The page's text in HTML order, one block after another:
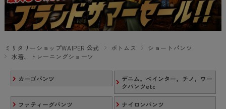
ミリタリーショップWAIPER 公式 ボトムス
ショートパンツ
水着、トレーニングショーツ
カーゴパンツ
デニム，ペインター，チノ，ワー
クパンツetc
ファティーグパンツ ナイロンパンツ